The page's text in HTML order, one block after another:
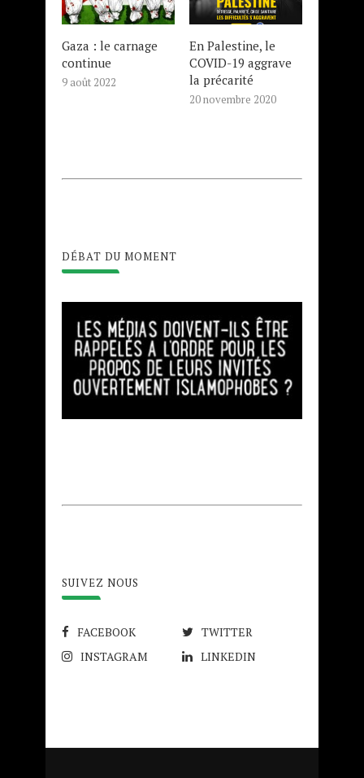
Gaza : le carnage
continue
9 août 2022
En Palestine, le
COVID-19 aggrave
la précarité
20 novembre 2020
DÉBAT DU MOMENT
SUIVEZ NOUS
FACEBOOK
TWITTER
INSTAGRAM
LINKEDIN